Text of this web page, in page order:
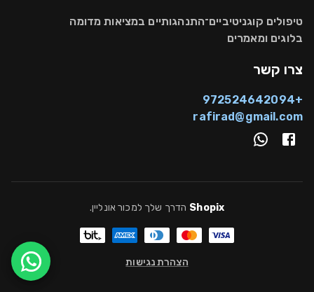
טיפולים קוגניטיביים־התנהגותיים במציאות מדומה
בלוגים ומאמרים
צרו קשר
+972524642094
rafirad@gmail.com
Shopix הדרך שלך למכור אונליין.
הצהרת נגישות